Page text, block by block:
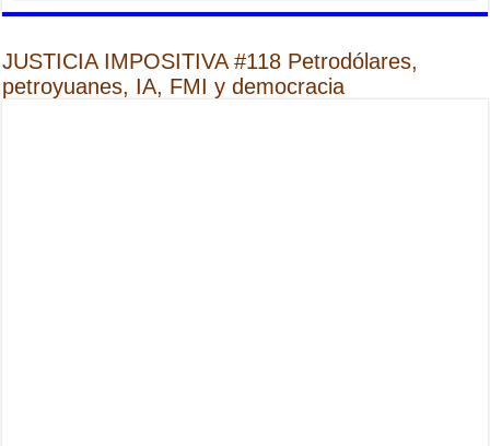
JUSTICIA IMPOSITIVA #118 Petrodólares,
petroyuanes, IA, FMI y democracia